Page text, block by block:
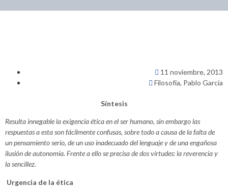
11 noviembre, 2013
Filosofía, Pablo García
Síntesis
Resulta innegable la exigencia ética en el ser humano, sin embargo las
respuestas a esta son fácilmente confusas, sobre todo a causa de la falta de
un pensamiento serio, de un uso inadecuado del lenguaje y de una engañosa
ilusión de autonomía. Frente a ello se precisa de dos virtudes: la reverencia y
la sencillez.
Urgencia de la ética